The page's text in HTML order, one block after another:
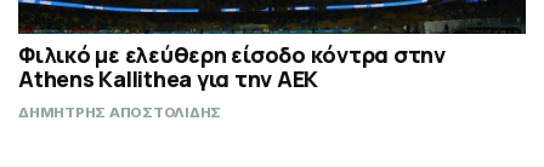
Φιλικό με ελεύθερη είσοδο κόντρα στην
Athens Kallithea για την ΑΕΚ
ΔΗΜΗΤΡΗΣ ΑΠΟΣΤΟΛΙΔΗΣ